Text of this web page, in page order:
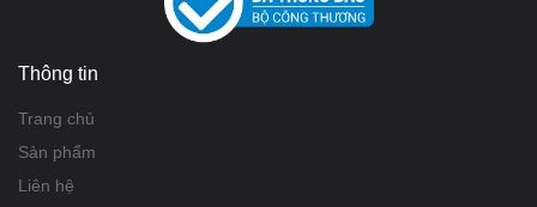
Thông tin
Trang chủ
Sản phẩm
Liên hệ